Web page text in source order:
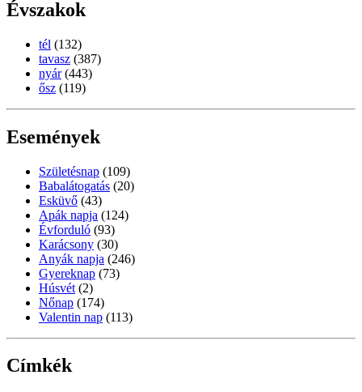
Évszakok
tél (132)
tavasz (387)
nyár (443)
ősz (119)
Események
Születésnap (109)
Babalátogatás (20)
Esküvő (43)
Apák napja (124)
Évforduló (93)
Karácsony (30)
Anyák napja (246)
Gyereknap (73)
Húsvét (2)
Nőnap (174)
Valentin nap (113)
Címkék